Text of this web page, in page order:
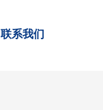
联系我们